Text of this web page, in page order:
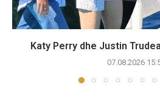
Katy Perry dhe Justin
07.08.2026